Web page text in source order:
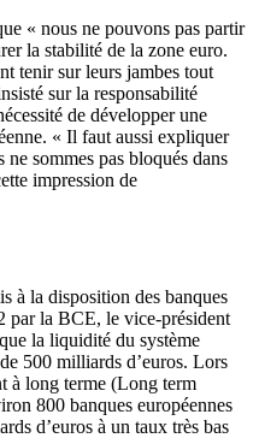
« nous ne pouvons pas partir
la stabilité de la zone euro.
tenir sur leurs jambes tout
sur la responsabilité
de développer une
« Il faut aussi expliquer
sommes pas bloqués dans
impression de
à la disposition des banques
par la BCE, le vice-président
la liquidité du système
500 milliards d’euros. Lors
à long terme (Long term
800 banques européennes
d’euros à un taux très bas